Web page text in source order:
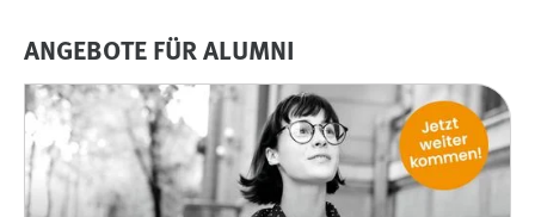
ANGEBOTE FÜR ALUMNI